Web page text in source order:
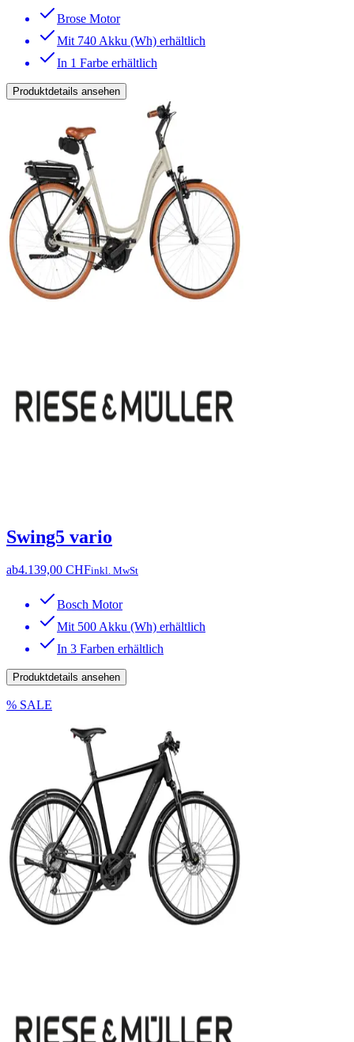
Brose Motor
Mit 740 Akku (Wh) erhältlich
In 1 Farbe erhältlich
Produktdetails ansehen
Swing5 vario
ab4.139,00 CHFinkl. MwSt
Bosch Motor
Mit 500 Akku (Wh) erhältlich
In 3 Farben erhältlich
Produktdetails ansehen
% SALE